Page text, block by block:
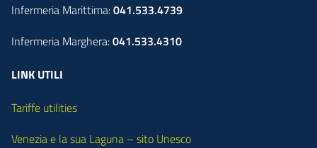
Infermeria Marittima:041.533.4739
Infermeria Marghera:041.533.4310
LINK UTILI
Tariffe utilities
Venezia e la sua Laguna – sito Unesco